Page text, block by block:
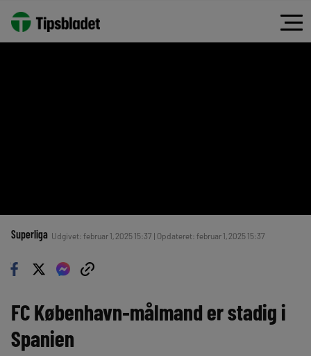
Superliga Udgivet: februar 1, 2025 15:37 | Opdateret: februar 1, 2025 15:37
FC København-målmand er stadig i
Spanien